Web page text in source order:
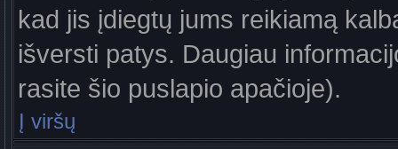
kad jis įdiegtų jums reikiamą
išversti patys. Daugiau
rasite šio puslapio apačioje).
Į viršų